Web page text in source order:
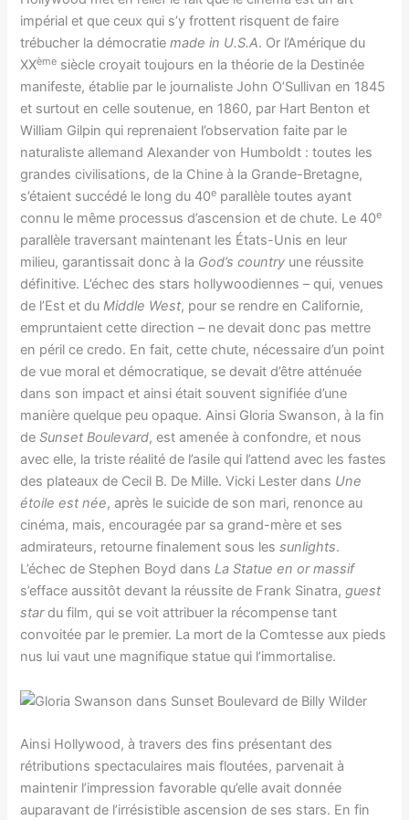
impérial et que ceux qui s’y frottent risquent de faire
trébucher la démocratiemade in U.S.A. Or l’Amérique du
XXème siècle croyait toujours en la théorie de la Destinée
manifeste, établie par le journaliste John O’Sullivan en 1845
et surtout en celle soutenue, en 1860, par Hart Benton et
William Gilpin qui reprenaient l’observation faite par le
naturaliste allemand Alexander von Humboldt : toutes les
grandes civilisations, de la Chine à la Grande-Bretagne,
s’étaient succédé le long du 40e parallèle toutes ayant
connu le même processus d’ascension et de chute. Le 40e
parallèle traversant maintenant les États-Unis en leur
milieu, garantissait donc à la God’s country une réussite
définitive. L’échec des stars hollywoodiennes – qui, venues
de l’Est et duMiddle West, pour se rendre en Californie,
empruntaient cette direction – ne devait donc pas mettre
en péril ce credo. En fait, cette chute, nécessaire d’un point
de vue moral et démocratique, se devait d’être atténuée
dans son impact et ainsi était souvent signifiée d’une
manière quelque peu opaque. Ainsi Gloria Swanson, à la fin
deSunset Boulevard, est amenée à confondre, et nous
avec elle, la triste réalité de l’asile qui l’attend avec les fastes
des plateaux de Cecil B. De Mille. Vicki Lester dans Une
étoile est née, après le suicide de son mari, renonce au
cinéma, mais, encouragée par sa grand-mère et ses
admirateurs, retourne finalement sous lessunlights.
L’échec de Stephen Boyd dansLa Statue en or massif
s’efface aussitôt devant la réussite de Frank Sinatra,guest
stardu film, qui se voit attribuer la récompense tant
convoitée par le premier. La mort de la Comtesse aux pieds
nus lui vaut une magnifique statue qui l’immortalise.
Ainsi Hollywood, à travers des fins présentant des
rétributions spectaculaires mais floutées, parvenait à
maintenir l’impression favorable qu’elle avait donnée
auparavant de l’irrésistible ascension de ses stars. En fin